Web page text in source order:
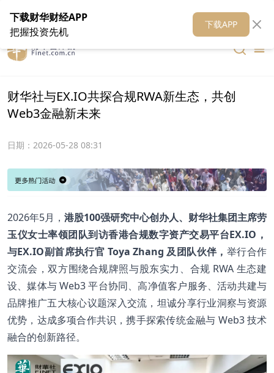
在线客服 关于我们 财华媒体矩阵 财华智库
财华社与EX.IO共探合规RWA新生态，共创
Web3金融新未来
日期： 2026-05-28 08:31
2026年5月， 港股100强研究中心创办人、财华社集团主席劳
玉仪女士率领团队到访香港合规数字资产交易平台EX.IO，
与EX.IO副首席执行官 Toya Zhang 及团队伙伴， 举行合作
交流会，双方围绕合规牌照与股东实力、合规 RWA 生态建
设、媒体与 Web3 平台协同、高净值客户服务、活动共建与
品牌推广五大核心议题深入交流，坦诚分享行业洞察与资源
优势，达成多项合作共识，携手探索传统金融与 Web3 技术
融合的创新路径。
下载财华财经APP
把握投资先机
下载APP